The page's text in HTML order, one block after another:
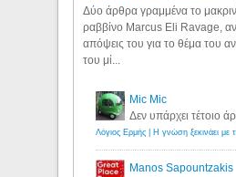
Δύο άρθρα γραμμένα το
ραββίνο Marcus Eli Ravage,
απόψεις του για το θέμα του
του μί...
Mic Mic
Δεν υπάρχει τέτοιο
Manos Sapountzakis